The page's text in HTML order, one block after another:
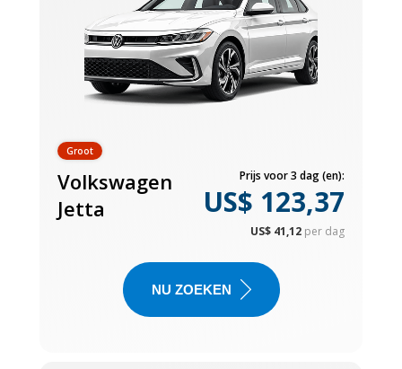
Groot
Volkswagen
Jetta
Prijs voor 3 dag (en):
US$ 123,37
US$ 41,12 per dag
NU ZOEKEN